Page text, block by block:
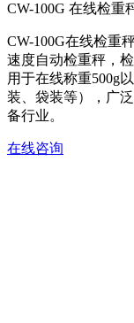
CW-100G 在线检重
CW-100G在线检重
速度自动检重秤，
用于在线称重500g
装、袋装等），广
备行业。
在线咨询